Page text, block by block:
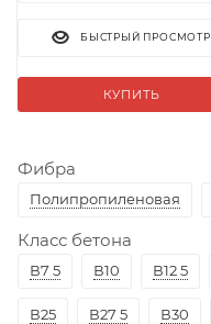
КУПИТЬ
БЫСТРЫЙ ПРОСМОТР
Фибра
Полипропиленовая
Класс бетона
В7 5 В10 В12 5
В25 В27 5 В30